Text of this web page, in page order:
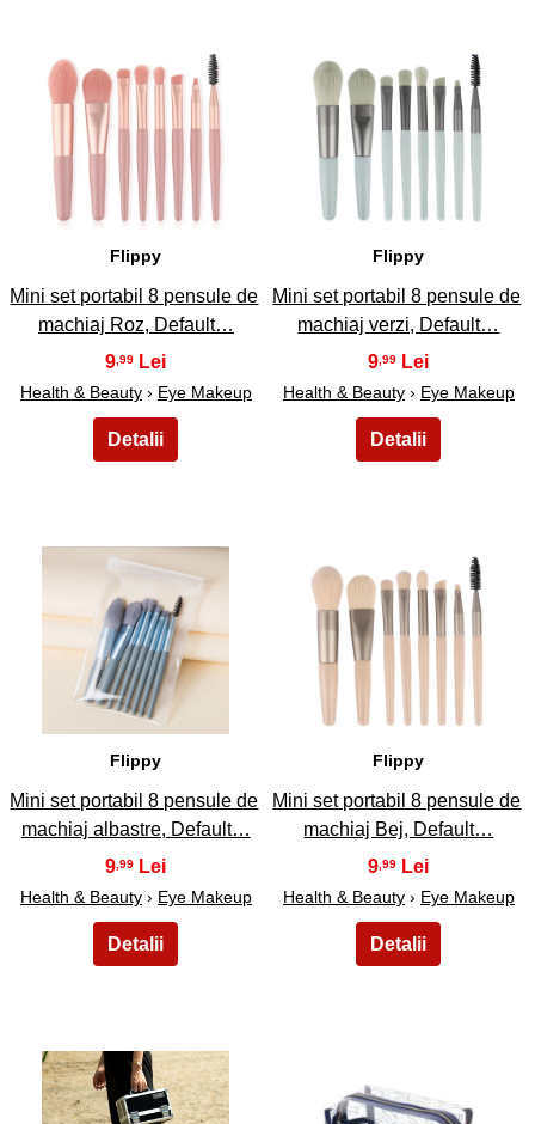
Flippy
Mini set portabil 8 pensule de
machiaj Roz, Default…
9 ,99
Health & Beauty› Eye Makeup
Flippy
Mini set portabil 8 pensule de
machiaj verzi, Default…
9 ,99
Health & Beauty› Eye Makeup
5
Flippy
Mini set portabil 8 pensule de
machiaj albastre, Default…
9 ,99
Health & Beauty› Eye Makeup
6
Flippy
Mini set portabil 8 pensule de
machiaj Bej, Default…
9 ,99
Health & Beauty› Eye Makeup